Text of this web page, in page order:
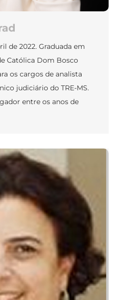
de 2022. Graduada em
Católica Dom Bosco
os cargos de analista
judiciário do TRE-MS.
entre os anos de